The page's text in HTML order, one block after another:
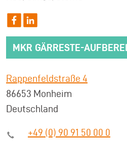
MKR GÄRRESTE-
Rappenfeldstraße 4
86653 Monheim
Deutschland
+49 (0) 90 91 50 00 0